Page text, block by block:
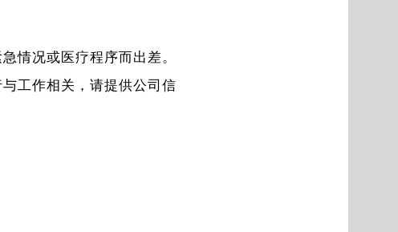
情况或医疗程序而出差。
工作相关，请提供公司信